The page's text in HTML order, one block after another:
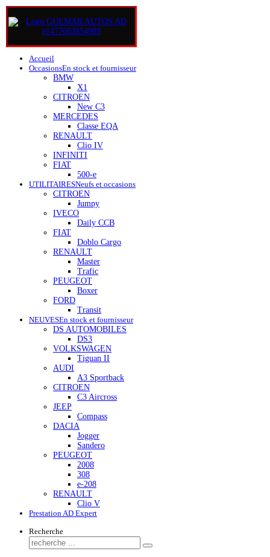
Accueil
OccasionsEn stock et fournisseur
BMW
X1
CITROEN
New C3
MERCEDES
Classe EQA
RENAULT
Clio IV
INFINITI
FIAT
500-e
UTILITAIRESNeufs et occasions
CITROEN
Jumpy
IVECO
Daily CCB
FIAT
Doblo Cargo
RENAULT
Master
Trafic
PEUGEOT
Boxer
FORD
Transit
NEUVESEn stock et fournisseur
DS AUTOMOBILES
DS3
VOLKSWAGEN
Tiguan II
AUDI
A3 Sportback
CITROEN
C3 Aircross
JEEP
Compass
DACIA
Jogger
Sandero
PEUGEOT
2008
308
e-208
RENAULT
Clio V
Prestation AD Expert
Recherche